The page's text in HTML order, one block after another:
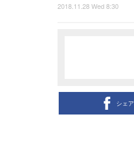
2018.11.28 Wed 8:30
シェア